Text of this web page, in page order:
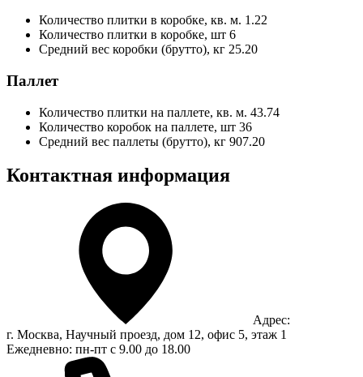
Количество плитки в коробке, кв. м. 1.22
Количество плитки в коробке, шт 6
Средний вес коробки (брутто), кг 25.20
Паллет
Количество плитки на паллете, кв. м. 43.74
Количество коробок на паллете, шт 36
Средний вес паллеты (брутто), кг 907.20
Контактная информация
Адрес:
г. Москва, Научный проезд, дом 12, офис 5, этаж 1
Ежедневно: пн-пт с 9.00 до 18.00